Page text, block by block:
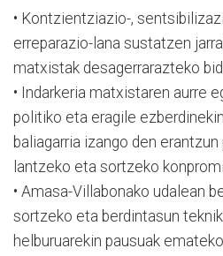
• Kontzientziazio-,
erreparazio-lana sustatzen
matxistak desagerrarazteko
• Indarkeria matxistaren aurre
politiko eta eragile
baliagarria izango den
lantzeko eta sortzeko
• Amasa-Villabonako udalean
sortzeko eta berdintasun
helburuarekin pausuak